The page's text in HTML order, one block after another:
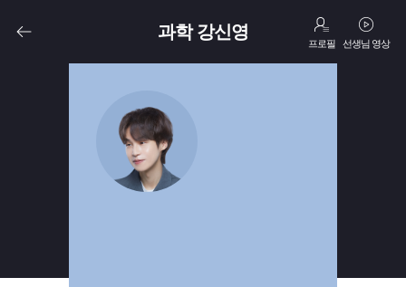
과학 강신영
프로필 선생님 영상